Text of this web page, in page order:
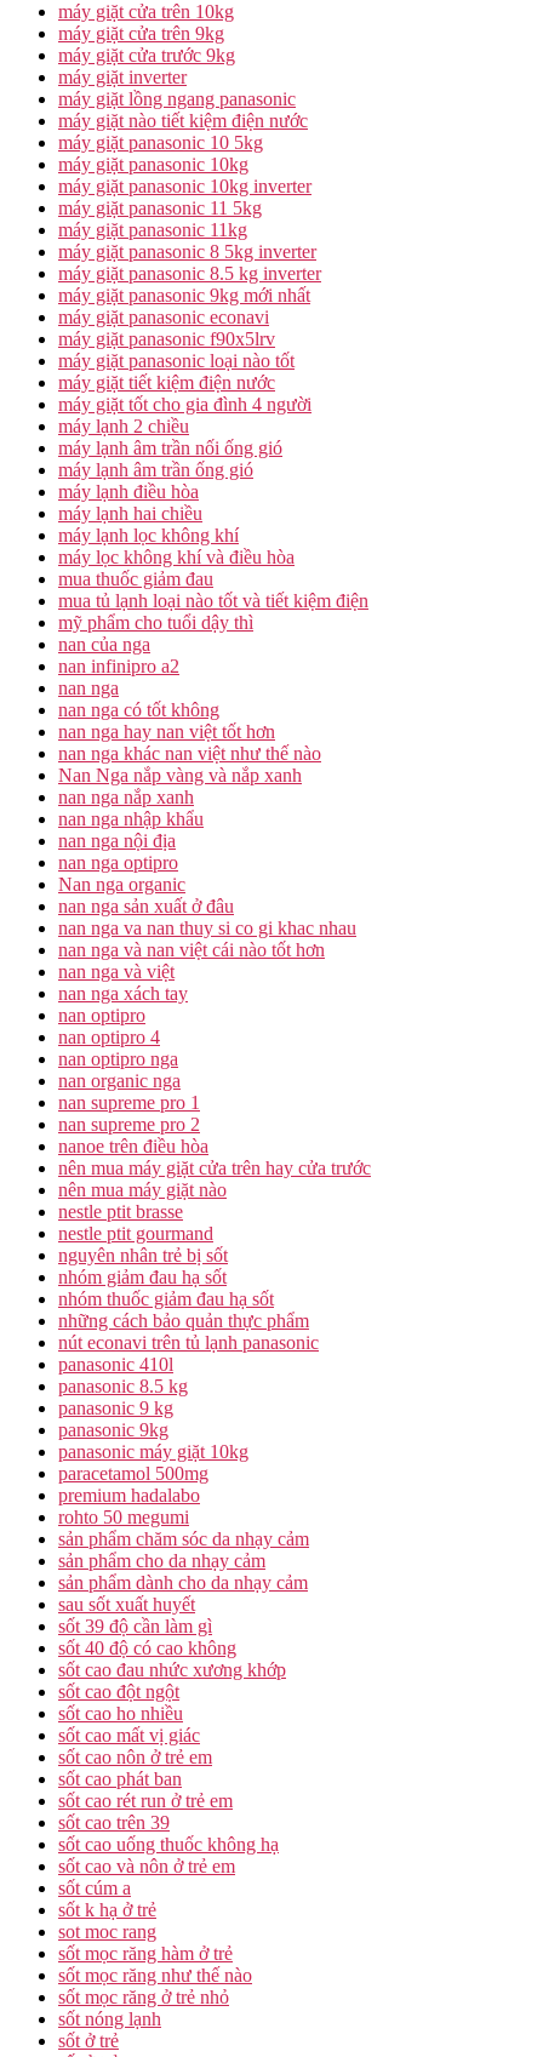
máy giặt cửa trên 10kg
máy giặt cửa trên 9kg
máy giặt cửa trước 9kg
máy giặt inverter
máy giặt lồng ngang panasonic
máy giặt nào tiết kiệm điện nước
máy giặt panasonic 10 5kg
máy giặt panasonic 10kg
máy giặt panasonic 10kg inverter
máy giặt panasonic 11 5kg
máy giặt panasonic 11kg
máy giặt panasonic 8 5kg inverter
máy giặt panasonic 8.5 kg inverter
máy giặt panasonic 9kg mới nhất
máy giặt panasonic econavi
máy giặt panasonic f90x5lrv
máy giặt panasonic loại nào tốt
máy giặt tiết kiệm điện nước
máy giặt tốt cho gia đình 4 người
máy lạnh 2 chiều
máy lạnh âm trần nối ống gió
máy lạnh âm trần ống gió
máy lạnh điều hòa
máy lạnh hai chiều
máy lạnh lọc không khí
máy lọc không khí và điều hòa
mua thuốc giảm đau
mua tủ lạnh loại nào tốt và tiết kiệm điện
mỹ phẩm cho tuổi dậy thì
nan của nga
nan infinipro a2
nan nga
nan nga có tốt không
nan nga hay nan việt tốt hơn
nan nga khác nan việt như thế nào
Nan Nga nắp vàng và nắp xanh
nan nga nắp xanh
nan nga nhập khẩu
nan nga nội địa
nan nga optipro
Nan nga organic
nan nga sản xuất ở đâu
nan nga va nan thuy si co gi khac nhau
nan nga và nan việt cái nào tốt hơn
nan nga và việt
nan nga xách tay
nan optipro
nan optipro 4
nan optipro nga
nan organic nga
nan supreme pro 1
nan supreme pro 2
nanoe trên điều hòa
nên mua máy giặt cửa trên hay cửa trước
nên mua máy giặt nào
nestle ptit brasse
nestle ptit gourmand
nguyên nhân trẻ bị sốt
nhóm giảm đau hạ sốt
nhóm thuốc giảm đau hạ sốt
những cách bảo quản thực phẩm
nút econavi trên tủ lạnh panasonic
panasonic 410l
panasonic 8.5 kg
panasonic 9 kg
panasonic 9kg
panasonic máy giặt 10kg
paracetamol 500mg
premium hadalabo
rohto 50 megumi
sản phẩm chăm sóc da nhạy cảm
sản phẩm cho da nhạy cảm
sản phẩm dành cho da nhạy cảm
sau sốt xuất huyết
sốt 39 độ cần làm gì
sốt 40 độ có cao không
sốt cao đau nhức xương khớp
sốt cao đột ngột
sốt cao ho nhiều
sốt cao mất vị giác
sốt cao nôn ở trẻ em
sốt cao phát ban
sốt cao rét run ở trẻ em
sốt cao trên 39
sốt cao uống thuốc không hạ
sốt cao và nôn ở trẻ em
sốt cúm a
sốt k hạ ở trẻ
sot moc rang
sốt mọc răng hàm ở trẻ
sốt mọc răng như thế nào
sốt mọc răng ở trẻ nhỏ
sốt nóng lạnh
sốt ở trẻ